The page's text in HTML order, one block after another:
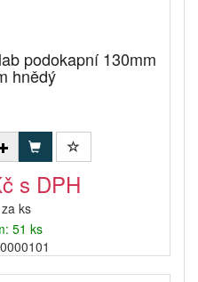
podokapní 130mm
hnědý
s DPH
ks
51 ks